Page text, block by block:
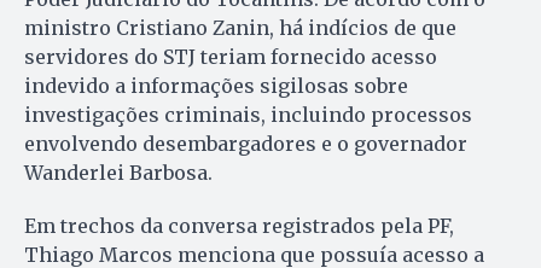
ministro Cristiano Zanin, há indícios de que
servidores do STJ teriam fornecido acesso
indevido a informações sigilosas sobre
investigações criminais, incluindo processos
envolvendo desembargadores e o governador
Wanderlei Barbosa.
Em trechos da conversa registrados pela PF,
Thiago Marcos menciona que possuía acesso a